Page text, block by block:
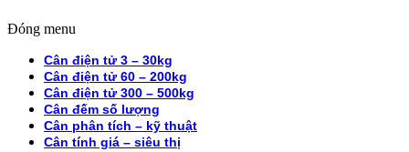
Đóng menu
Cân điện tử 3 – 30kg
Cân điện tử 60 – 200kg
Cân điện tử 300 – 500kg
Cân đếm số lượng
Cân phân tích – kỹ thuật
Cân tính giá – siêu thị